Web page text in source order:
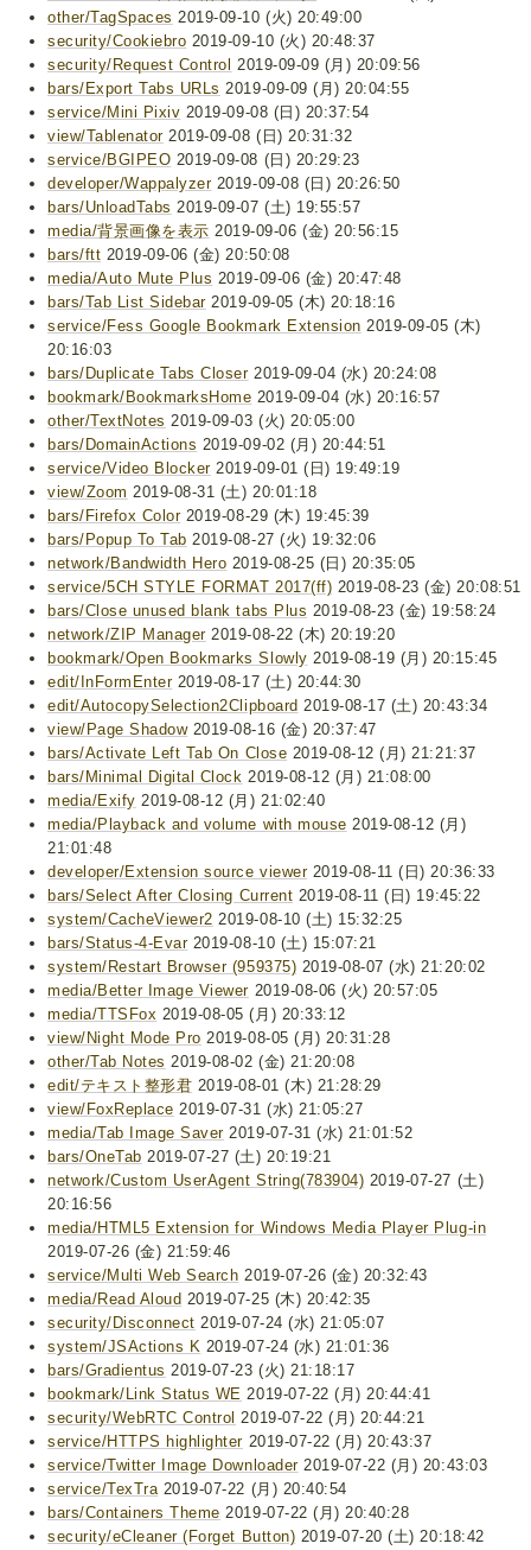
other/TagSpaces 2019-09-10 (火) 20:49:00
security/Cookiebro 2019-09-10 (火) 20:48:37
security/Request Control 2019-09-09 (月) 20:09:56
bars/Export Tabs URLs 2019-09-09 (月) 20:04:55
service/Mini Pixiv 2019-09-08 (日) 20:37:54
view/Tablenator2019-09-08 (日) 20:31:32
service/BGIPEO 2019-09-08 (日) 20:29:23
developer/Wappalyzer2019-09-08 (日) 20:26:50
bars/UnloadTabs 2019-09-07 (土) 19:55:57
media/背景画像を表示 2019-09-06 (金) 20:56:15
bars/ftt 2019-09-06 (金) 20:50:08
media/Auto Mute Plus 2019-09-06 (金) 20:47:48
bars/Tab List Sidebar2019-09-05 (木) 20:18:16
service/Fess Google Bookmark Extension 2019-09-05 (木)
20:16:03
bars/Duplicate Tabs Closer2019-09-04 (水) 20:24:08
bookmark/BookmarksHome 2019-09-04 (水) 20:16:57
other/TextNotes 2019-09-03 (火) 20:05:00
bars/DomainActions 2019-09-02 (月) 20:44:51
service/Video Blocker2019-09-01 (日) 19:49:19
view/Zoom 2019-08-31 (土) 20:01:18
bars/Firefox Color2019-08-29 (木) 19:45:39
bars/Popup To Tab 2019-08-27 (火) 19:32:06
network/Bandwidth Hero 2019-08-25 (日) 20:35:05
service/5CH STYLE FORMAT 2017(ff) 2019-08-23 (金) 20:08:51
bars/Close unused blank tabs Plus 2019-08-23 (金) 19:58:24
network/ZIP Manager2019-08-22 (木) 20:19:20
bookmark/Open Bookmarks Slowly 2019-08-19 (月) 20:15:45
edit/InFormEnter2019-08-17 (土) 20:44:30
edit/AutocopySelection2Clipboard 2019-08-17 (土) 20:43:34
view/Page Shadow2019-08-16 (金) 20:37:47
bars/Activate Left Tab On Close 2019-08-12 (月) 21:21:37
bars/Minimal Digital Clock 2019-08-12 (月) 21:08:00
media/Exify 2019-08-12 (月) 21:02:40
media/Playback and volume with mouse 2019-08-12 (月)
21:01:48
developer/Extension source viewer2019-08-11 (日) 20:36:33
bars/Select After Closing Current 2019-08-11 (日) 19:45:22
system/CacheViewer2 2019-08-10 (土) 15:32:25
bars/Status-4-Evar2019-08-10 (土) 15:07:21
system/Restart Browser (959375) 2019-08-07 (水) 21:20:02
media/Better Image Viewer 2019-08-06 (火) 20:57:05
media/TTSFox 2019-08-05 (月) 20:33:12
view/Night Mode Pro 2019-08-05 (月) 20:31:28
other/Tab Notes 2019-08-02 (金) 21:20:08
edit/テキスト整形君 2019-08-01 (木) 21:28:29
view/FoxReplace 2019-07-31 (水) 21:05:27
media/Tab Image Saver2019-07-31 (水) 21:01:52
bars/OneTab 2019-07-27 (土) 20:19:21
network/Custom UserAgent String(783904) 2019-07-27 (土)
20:16:56
media/HTML5 Extension for Windows Media Player Plug-in
2019-07-26 (金) 21:59:46
service/Multi Web Search 2019-07-26 (金) 20:32:43
media/Read Aloud 2019-07-25 (木) 20:42:35
security/Disconnect 2019-07-24 (水) 21:05:07
system/JSActions K 2019-07-24 (水) 21:01:36
bars/Gradientus 2019-07-23 (火) 21:18:17
bookmark/Link Status WE 2019-07-22 (月) 20:44:41
security/WebRTC Control 2019-07-22 (月) 20:44:21
service/HTTPS highlighter 2019-07-22 (月) 20:43:37
service/Twitter Image Downloader2019-07-22 (月) 20:43:03
service/TexTra2019-07-22 (月) 20:40:54
bars/Containers Theme 2019-07-22 (月) 20:40:28
security/eCleaner (Forget Button) 2019-07-20 (土) 20:18:42